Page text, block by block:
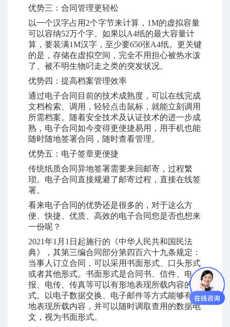
优势三：合同管理更轻松
以一个汉字占用 2个字节来计算，1M的虚拟容量
可以容纳52万个字。如果以A4纸的最大容量计
算，要装满1M汉字，至少要650张A4纸。更关键
的是，存储在虚拟空间，完全不用担心被热水泼
了、被不明生物叼走之类的突发状况。
优势四：提高档案管理效率
通过电子合同目前的技术成熟度，可以在线完成
文档检索、调用，轻轻点击鼠标，就能立刻调用
所需档案。随着安全技术及认证技术的进一步成
熟，电子合同如今变得更便捷易用，用手机也能
随时随地签署合同，随时查看管理。
优势五：电子签章更便捷
传统纸质合同异地签署需要来回邮寄，过程繁
琐。电子合同直接规避了邮寄过程，直接在线签
署。
看来电子合同的优势还是很多的，对于这么方
便、快捷、优质、高效的电子合同您是否也想来
一份呢？
2021年1月1日起施行的《中华人民共和国民法
典》，其第三编合同部分第四百六十九条规定：
当事人订立合同，可以采用书面形式、口头形式
或者其他形式。书面形式是合同书、信件、电
报、电传、传真等可以有形地表现所载内容的形
式。以电子数据交换、电子邮件等方式能够有形
地表现所载内容，并可以随时调取查用的数据电
文，视为书面形式。